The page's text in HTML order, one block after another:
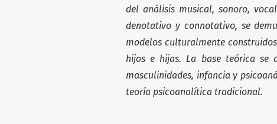
del análisis musical, sonoro,
denotativo y connotativo, se
modelos culturalmente
hijos e hijas. La base teórica se
masculinidades, infancia y
teoría psicoanalítica tradicional.